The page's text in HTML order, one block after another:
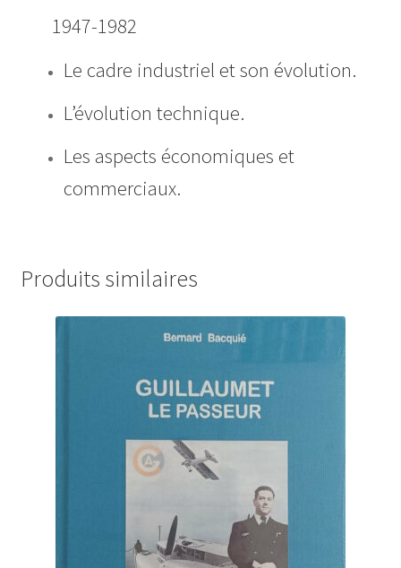
1947-1982
Le cadre industriel et son évolution.
L’évolution technique.
Les aspects économiques et
commerciaux.
Produits similaires